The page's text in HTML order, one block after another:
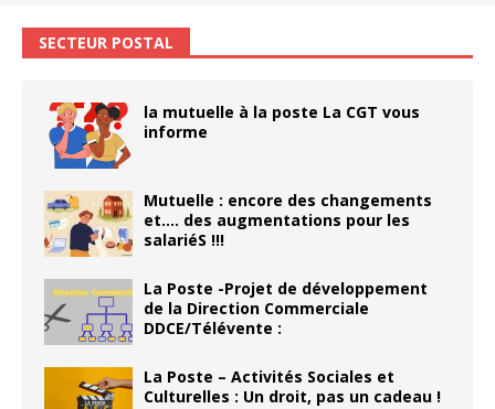
SECTEUR POSTAL
la mutuelle à la poste La CGT vous
informe
Mutuelle : encore des changements
et…. des augmentations pour les
salariéS !!!
La Poste -Projet de développement
de la Direction Commerciale
DDCE/Télévente :
La Poste – Activités Sociales et
Culturelles : Un droit, pas un cadeau !